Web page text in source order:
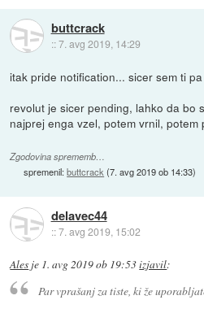
buttcrack
::7. avg 2019, 14:29
itak pride notification... sicer sem ti
revolut je sicer pending, lahko da bo
najprej enga vzel, potem vrnil,
Zgodovina sprememb…
spremenil:buttcrack (7. avg 2019 ob 14:33)
delavec44
::7. avg 2019, 15:02
Ales je 1. avg 2019 ob 19:53izjavil:
Par vprašanj za tiste, ki že